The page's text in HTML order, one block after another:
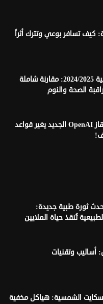
كيف تسافر بوعي وتترك أثراً
ساعات اللياقة الذكية 2024/2025: مقارنة شاملة
الصحة والنوم
وداعاً للشاشات: جهاز OpenAI الجديد يغير قواعد
ثورة طبية جديدة:
تُنقذ حياة الملايين
أساليب وتقنيات
الشمسية: هياكل مخفية